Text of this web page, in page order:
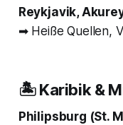
Reykjavik,
➡ Heiße Quellen,
🏝 Karibik &
Philipsburg (St.